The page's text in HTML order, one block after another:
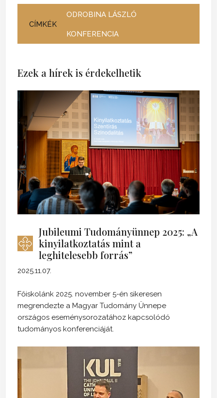
CÍMKÉK
ODROBINA LÁSZLÓ
KONFERENCIA
Ezek a hírek is érdekelhetik
Jubileumi Tudományünnep 2025: „A
kinyilatkoztatás mint a
leghitelesebb forrás”
2025.11.07.
Főiskolánk 2025. november 5-én sikeresen
megrendezte a Magyar Tudomány Ünnepe
országos eseménysorozatához kapcsolódó
tudományos konferenciáját.